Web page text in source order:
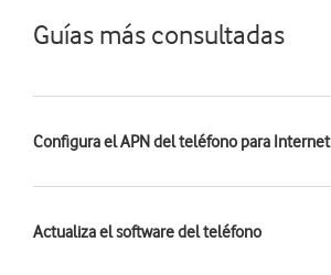
Guías más consultadas
Configura el APN del teléfono para Internet
Actualiza el software del teléfono